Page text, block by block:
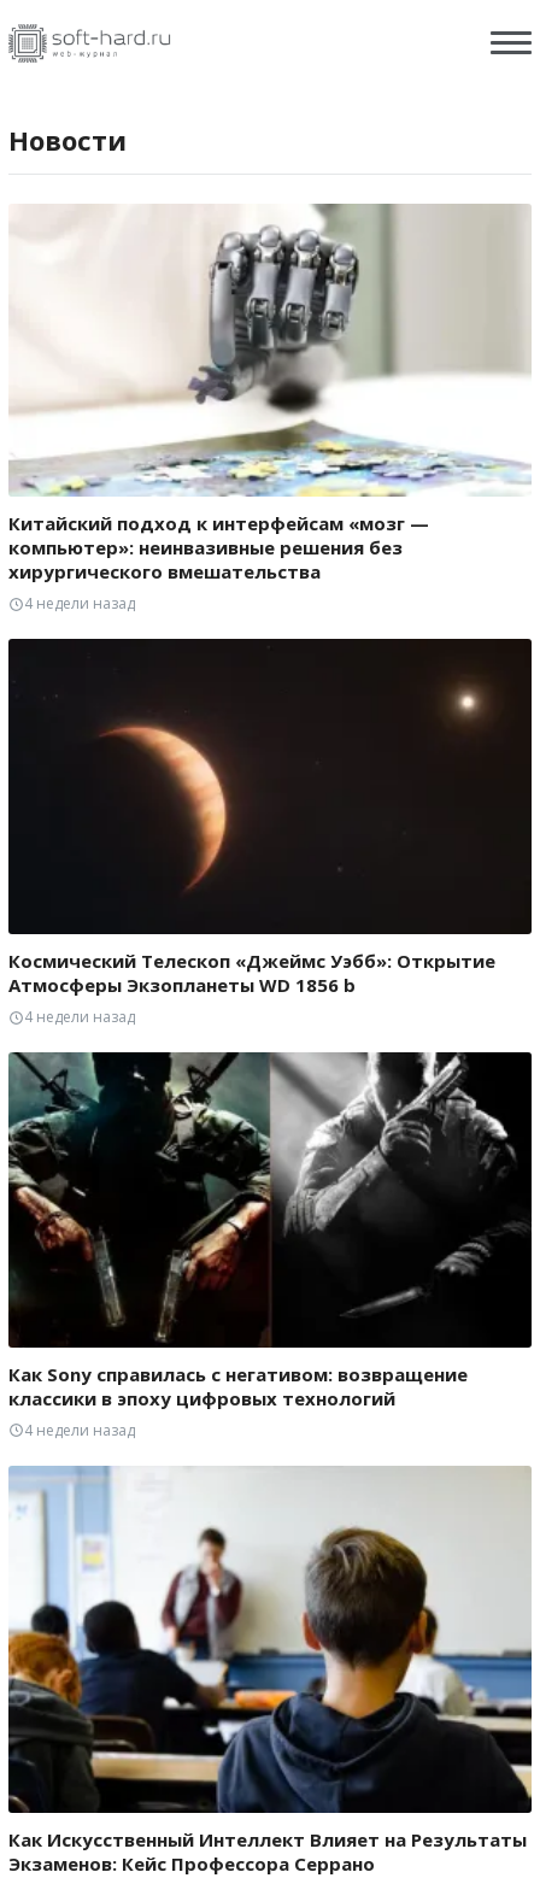
Новости
Китайский подход к интерфейсам «мозг —
компьютер»: неинвазивные решения без
хирургического вмешательства
4 недели назад
Космический Телескоп «Джеймс Уэбб»: Открытие
Атмосферы Экзопланеты WD 1856 b
4 недели назад
Как Sony справилась с негативом: возвращение
классики в эпоху цифровых технологий
4 недели назад
Как Искусственный Интеллект Влияет на Результаты
Экзаменов: Кейс Профессора Серрано